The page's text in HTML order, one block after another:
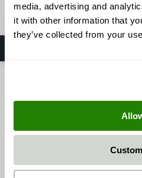
media, advertising and
it with other information that
they’ve collected from your
INFORMACIÓN
Privacidad y Protección de Datos
Nuestros Términos y Condiciones
Instrucciones de revocación